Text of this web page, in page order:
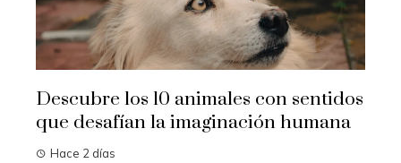
Descubre los 10 animales con sentidos
que desafían la imaginación humana
Hace 2 días